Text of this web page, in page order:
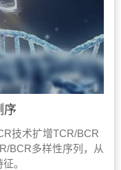
序
技术扩增TCR/BCR
BCR多样性序列，从
。